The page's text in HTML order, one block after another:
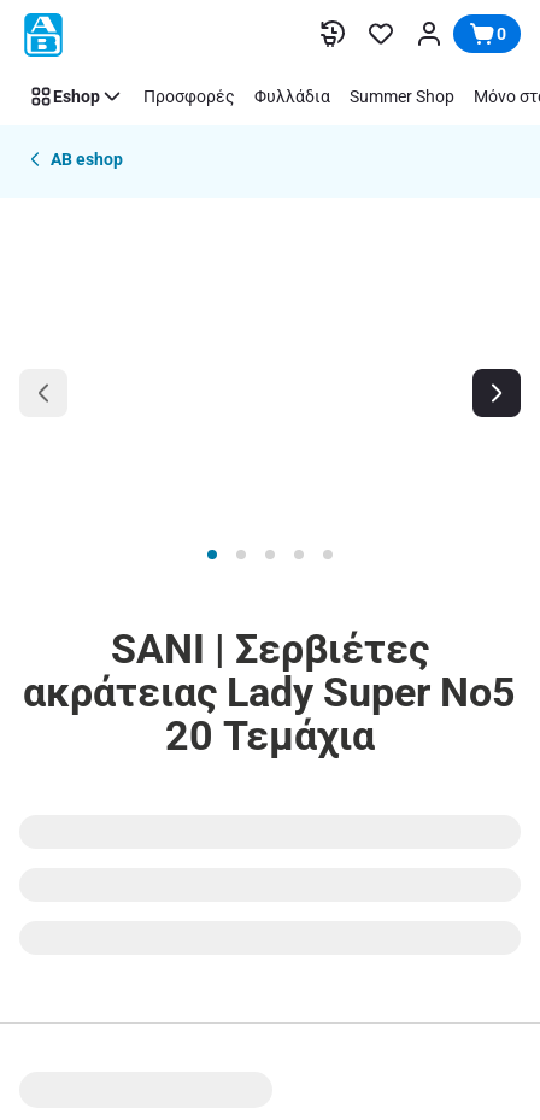
Παράλειψη 0
Eshop Προσφορές Φυλλάδια Summer Shop Μόνο
AB eshop
SANI | Σερβιέτες
ακράτειας Lady Super No5
20 Τεμάχια